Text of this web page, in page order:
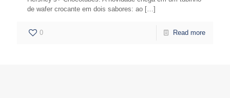
de wafer crocante em dois sabores: ao […]
0 Read more